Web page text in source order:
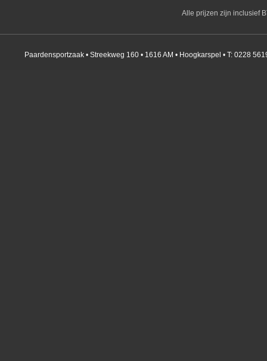
Alle prijzen zijn inclusief
Paardensportzaak • Streekweg 160 • 1616 AM • Hoogkarspel • T: 0228